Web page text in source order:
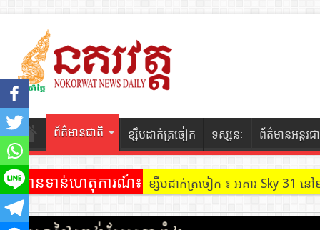
ព័ត៌មានជាតិ ខ្សឹបដាក់ត្រចៀក ទស្សនៈ ព័ត៌មានអន្តរជ
ព័ត៌មានទាន់ហេតុការណ៍៖ ខ្សឹបដាក់ត្រចៀក ៖ អគារ Sky 31